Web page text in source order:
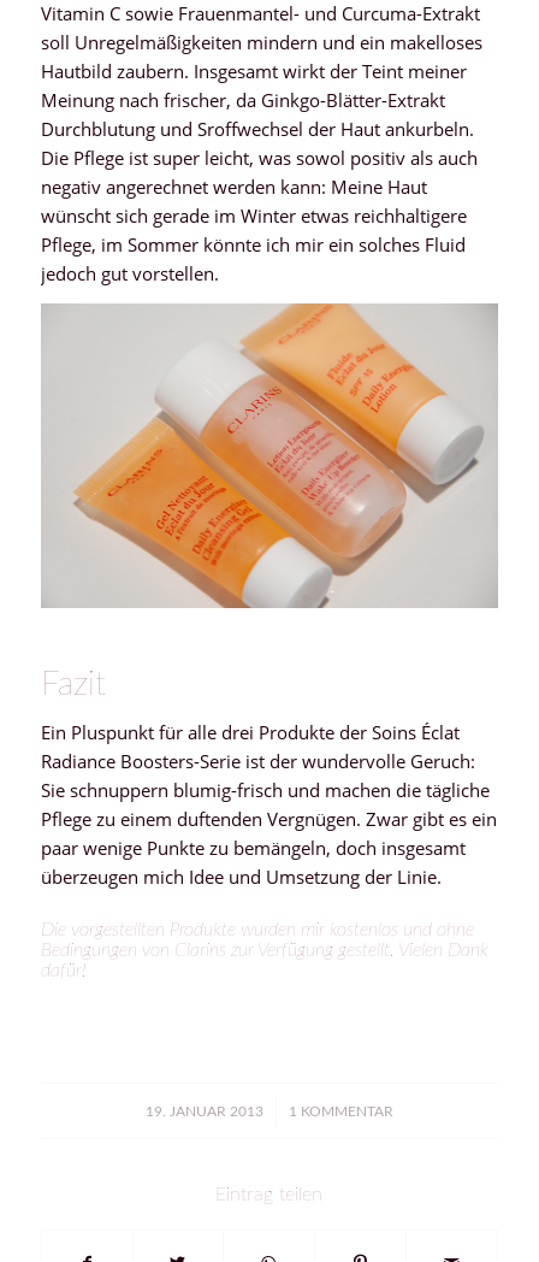
Vitamin C sowie Frauenmantel- und Curcuma-Extrakt
soll Unregelmäßigkeiten mindern und ein makelloses
Hautbild zaubern. Insgesamt wirkt der Teint meiner
Meinung nach frischer, da Ginkgo-Blätter-Extrakt
Durchblutung und Sroffwechsel der Haut ankurbeln.
Die Pflege ist super leicht, was sowol positiv als auch
negativ angerechnet werden kann: Meine Haut
wünscht sich gerade im Winter etwas reichhaltigere
Pflege, im Sommer könnte ich mir ein solches Fluid
jedoch gut vorstellen.
Fazit
Ein Pluspunkt für alle drei Produkte der Soins Éclat
Radiance Boosters-Serie ist der wundervolle Geruch:
Sie schnuppern blumig-frisch und machen die tägliche
Pflege zu einem duftenden Vergnügen. Zwar gibt es ein
paar wenige Punkte zu bemängeln, doch insgesamt
überzeugen mich Idee und Umsetzung der Linie.
Die vorgestellten Produkte wurden mir kostenlos und ohne
Bedingungen von Clarins zur Verfügung gestellt. Vielen Dank
dafür!
19. JANUAR 2013
/ 1 KOMMENTAR
Eintrag teilen